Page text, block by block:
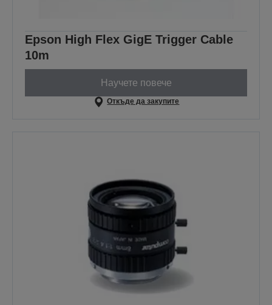
Epson High Flex GigE Trigger Cable
10m
Научете повече
Откъде да закупите